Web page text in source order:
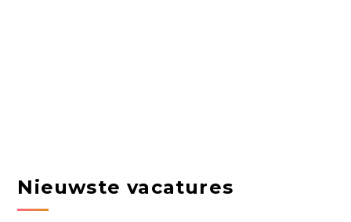
Nieuwste vacatures